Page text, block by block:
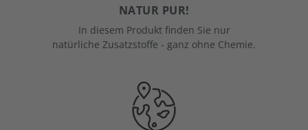
NATUR PUR!
In diesem Produkt finden Sie nur
natürliche Zusatzstoffe - ganz ohne Chemie.